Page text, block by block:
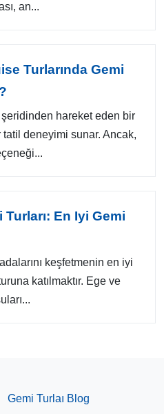
an...
Turlarında Gemi
şeridinden hareket eden bir
deneyimi sunar. Ancak,
Turları: En Iyi Gemi
keşfetmenin en iyi
katılmaktır. Ege ve
Gemi Turlaı Blog